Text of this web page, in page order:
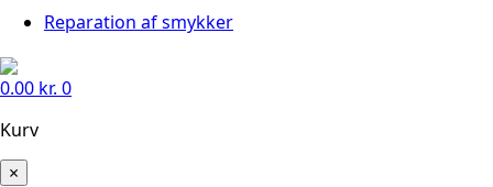
Reparation af smykker
0.00 kr. 0
Kurv
×